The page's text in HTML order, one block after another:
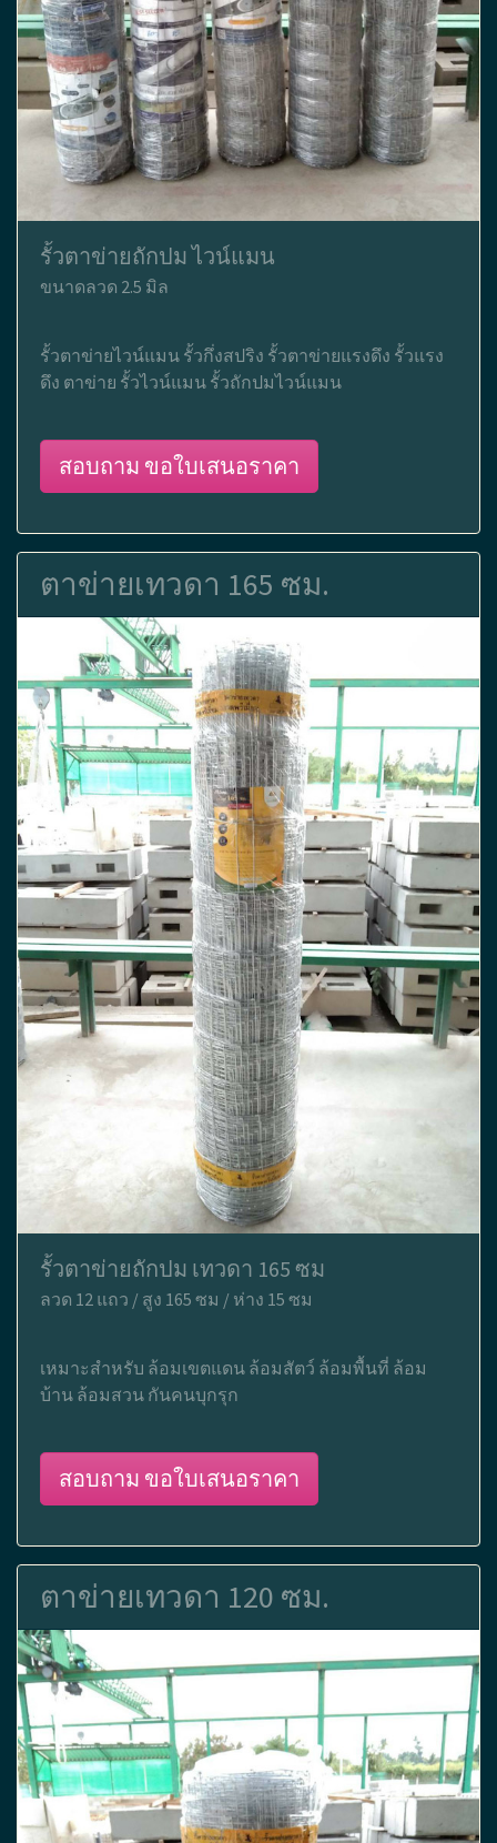
รั้วตาข่ายถักปม ไวน์แมน
ขนาดลวด 2.5 มิล
รั้วตาข่ายไวน์แมน รั้วกึ่งสปริง รั้วตาข่ายแรงดึง รั้วแรง
ดึง ตาข่าย รั้วไวน์แมน รั้วถักปมไวน์แมน
สอบถาม ขอใบเสนอราคา
ตาข่ายเทวดา 165 ซม.
รั้วตาข่ายถักปม เทวดา 165 ซม
ลวด 12 แถว / สูง 165 ซม / ห่าง 15 ซม
เหมาะสำหรับ ล้อมเขตแดน ล้อมสัตว์ ล้อมพื้นที่ ล้อม
บ้าน ล้อมสวน กันคนบุกรุก
สอบถาม ขอใบเสนอราคา
ตาข่ายเทวดา 120 ซม.